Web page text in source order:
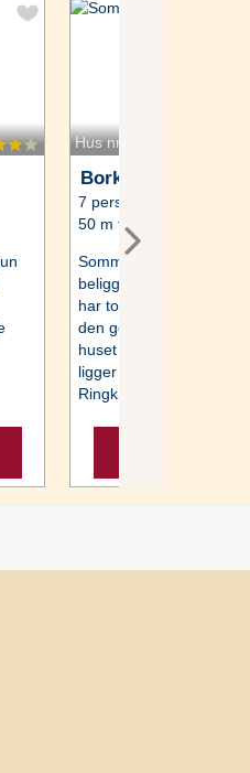
Hus nr: 28810
Bork Havn
7 personer, 105 m²
50 m til kyst.
Sommerhus med
beliggende ved Bork
har to stuer og er
den gode planløsning,
huset er perfekt
ligger helt unikt, ca. 50
Ringkøbing ...